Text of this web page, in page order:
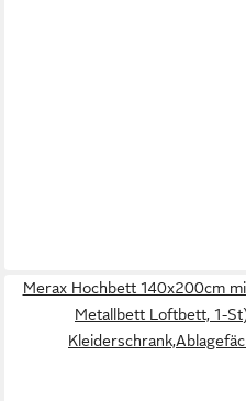
Merax Hochbett 140x200cm
Metallbett Loftbett, 1-